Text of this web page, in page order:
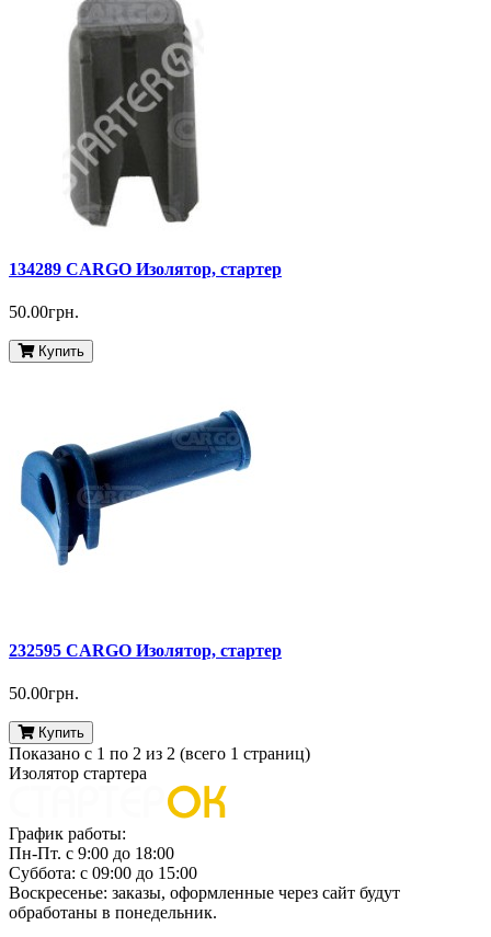
134289 CARGO Изолятор, стартер
50.00грн.
Купить
232595 CARGO Изолятор, стартер
50.00грн.
Купить
Показано с 1 по 2 из 2 (всего 1 страниц)
Изолятор стартера
График работы:
Пн-Пт. с 9:00 до 18:00
Суббота: с 09:00 до 15:00
Воскресенье: заказы, оформленные через сайт будут
обработаны в понедельник.